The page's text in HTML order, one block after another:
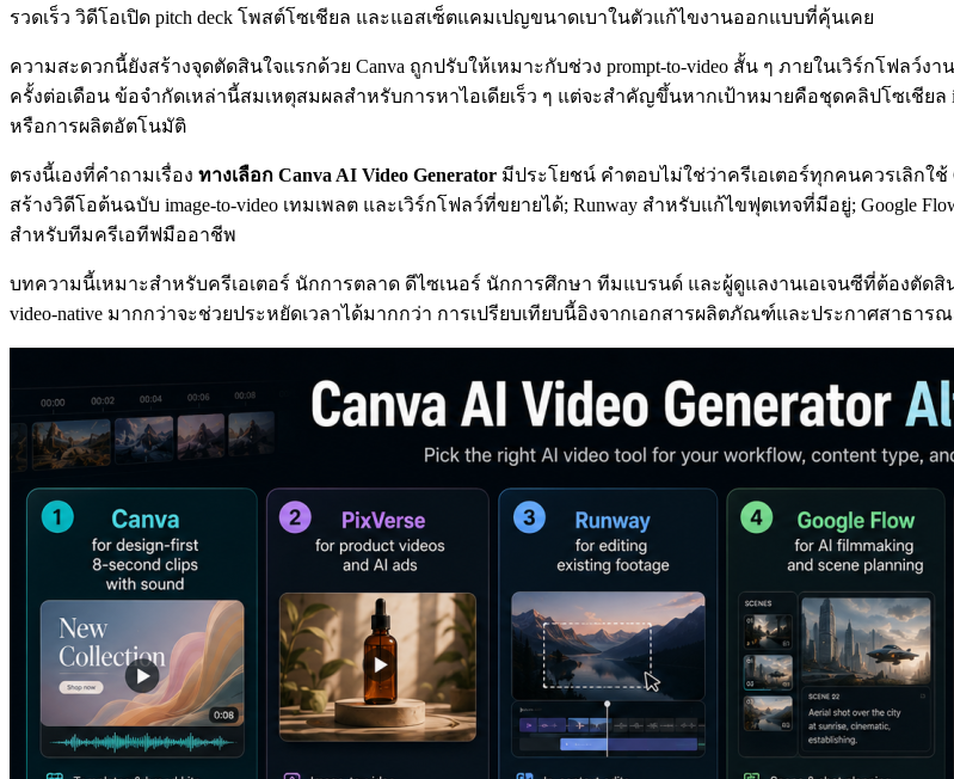
รวดเร็ว วิดีโอเปิด pitch deck โพสต์โซเชียล และแอสเซ็ตแคมเปญขนาดเบาในตัวแก้ไขงานออกแบบที่คุ้นเคย
ความสะดวกนี้ยังสร้างจุดตัดสินใจแรกด้วย Canva ถูกปรับให้เหมาะกับช่วง prompt-to-video สั้น ๆ ภายในเวิร์กโฟล
ครั้งต่อเดือน ข้อจำกัดเหล่านี้สมเหตุสมผลสำหรับการหาไอเดียเร็ว ๆ แต่จะสำคัญขึ้นหากเป้าหมายคือชุดคลิปโซเชียล
หรือการผลิตอัตโนมัติ
ตรงนี้เองที่คำถามเรื่อง ทางเลือก Canva AI Video Generator มีประโยชน์ คำตอบไม่ใช่ว่าครีเอเตอร์ทุกคนควรเลิกใช้
สร้างวิดีโอต้นฉบับ image-to-video เทมเพลต และเวิร์กโฟลว์ที่ขยายได้; Runway สำหรับแก้ไขฟุตเทจที่มีอยู่; Google
สำหรับทีมครีเอทีฟมืออาชีพ
บทความนี้เหมาะสำหรับครีเอเตอร์ นักการตลาด ดีไซเนอร์ นักการศึกษา ทีมแบรนด์ และผู้ดูแลงานเอเจนซีที่ต้องตัดสิ
video-native มากกว่าจะช่วยประหยัดเวลาได้มากกว่า การเปรียบเทียบนี้อิงจากเอกสารผลิตภัณฑ์และประกาศสาธา